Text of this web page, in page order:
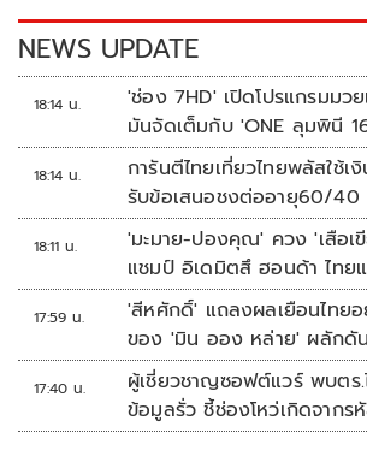
k k
NEWS UPDATE
18:14 น.
'ช่อง 7HD' เปิดโปรแกรมมว
มันจัดเต็มกับ 'ONE ลุมพินี
18:14 น.
การันตีไทยเที่ยวไทยพลัสใช้เ
รับข้อเสนอชงต่ออายุ60/40
18:11 น.
'มะมาย-ปองคุณ' ควง 'เสือเ
แชมป์ อิเดมิตสึ ฮอนด้า ไทย
คัพ สนาม 3
17:59 น.
'สีหศักดิ์' แถลงผลเยือนไทยอ
ของ 'มิน ออง หล่าย' ผลักดั
อาเซียน
17:40 น.
ผู้เชี่ยวชาญซอฟต์แวร์ พบตร.
ข้อมูลรั่ว ชี้ช่องโหว่เกิดจากร
ไม่ใช่ถูกแฮกระบบ